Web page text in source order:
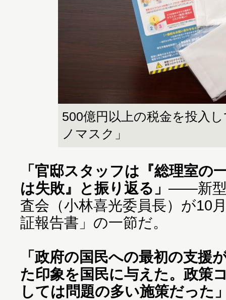
500億円以上の税金を投入
ノマスク」
「官邸スタッフは『総理室の
は失敗』と振り返る」 ――新型
査会（小林喜光委員長）が10
証報告書」の一節だ。
「政府の国民への最初の支援
た印象を国民に与えた。政策
しては問題の多い施策だった